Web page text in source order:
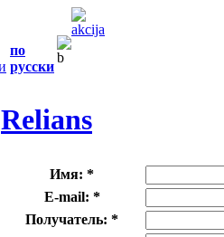
по
русски
Relians
Имя: *
E-mail: *
Получатель: *